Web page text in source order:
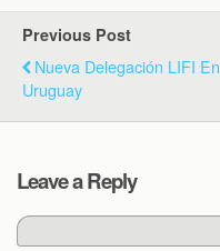
Previous Post
Nueva Delegación LIFI En
Uruguay
Leave a Reply